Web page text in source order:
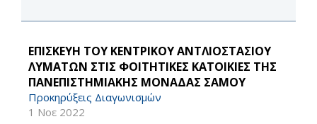
ΕΠΙΣΚΕΥΗ ΤΟΥ ΚΕΝΤΡΙΚΟΥ ΑΝΤΛΙΟΣΤΑΣΙΟΥ
ΛΥΜΑΤΩΝ ΣΤΙΣ ΦΟΙΤΗΤΙΚΕΣ ΚΑΤΟΙΚΙΕΣ ΤΗΣ
ΠΑΝΕΠΙΣΤΗΜΙΑΚΗΣ ΜΟΝΑΔΑΣ ΣΑΜΟΥ
Προκηρύξεις Διαγωνισμών
1 Νοε 2022